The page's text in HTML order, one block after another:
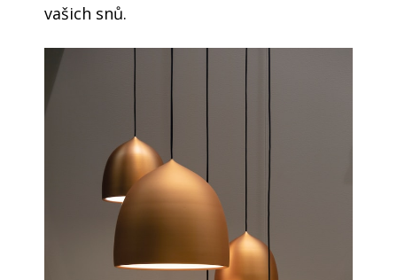
vašich snů.